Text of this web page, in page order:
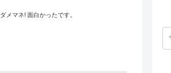
ダメマネ! 面白かったです。